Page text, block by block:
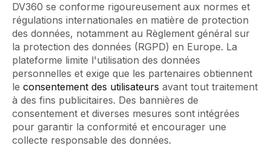
DV360 se conforme rigoureusement aux normes et
régulations internationales en matière de protection
des données, notamment au Règlement général sur
la protection des données (RGPD) en Europe. La
plateforme limite l'utilisation des données
personnelles et exige que les partenaires obtiennent
le consentement des utilisateurs avant tout traitement
à des fins publicitaires. Des bannières de
consentement et diverses mesures sont intégrées
pour garantir la conformité et encourager une
collecte responsable des données.